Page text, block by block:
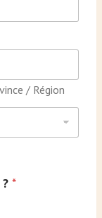
/ Région
*